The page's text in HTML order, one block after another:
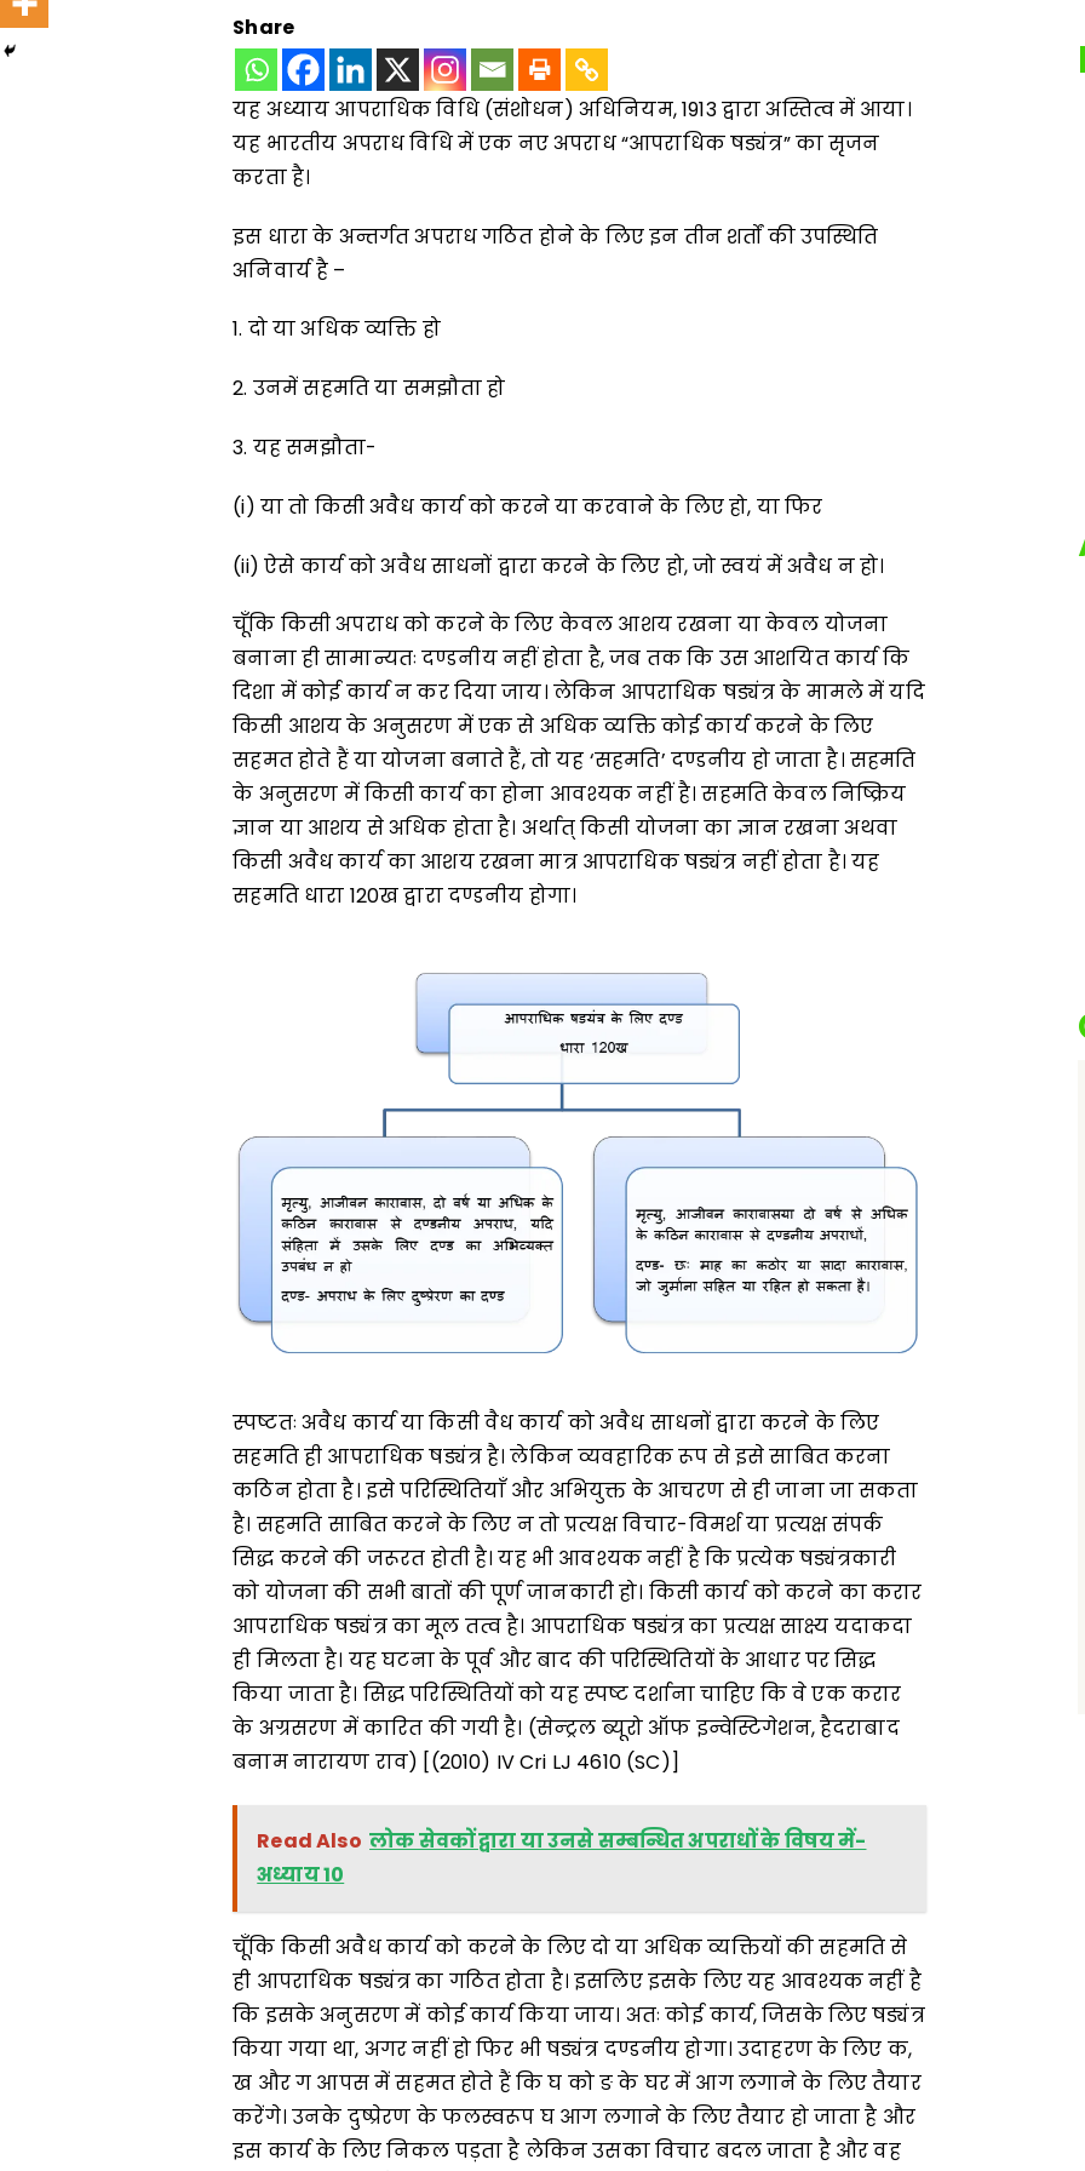
Share
यह अध्याय आपराधिक विधि (संशोधन) अधिनियम, 1913 द्वारा अस्तित्व में आया।
यह भारतीय अपराध विधि में एक नए अपराध “आपराधिक षड्यंत्र” का सृजन
करता है।
इस धारा के अन्तर्गत अपराध गठित होने के लिए इन तीन शर्तों की उपस्थिति
अनिवार्य है –
1. दो या अधिक व्यक्ति हो
2. उनमें सहमति या समझौता हो
3. यह समझौता-
(i) या तो किसी अवैध कार्य को करने या करवाने के लिए हो, या फिर
(ii) ऐसे कार्य को अवैध साधनों द्वारा करने के लिए हो, जो स्वयं में अवैध न हो।
चूँकि किसी अपराध को करने के लिए केवल आशय रखना या केवल योजना
बनाना ही सामान्यतः दण्डनीय नहीं होता है, जब तक कि उस आशयित कार्य कि
दिशा में कोई कार्य न कर दिया जाय। लेकिन आपराधिक षड्यंत्र के मामले में यदि
किसी आशय के अनुसरण में एक से अधिक व्यक्ति कोई कार्य करने के लिए
सहमत होते हैं या योजना बनाते हैं, तो यह ‘सहमति’ दण्डनीय हो जाता है। सहमति
के अनुसरण में किसी कार्य का होना आवश्यक नहीं है। सहमति केवल निष्क्रिय
ज्ञान या आशय से अधिक होता है। अर्थात् किसी योजना का ज्ञान रखना अथवा
किसी अवैध कार्य का आशय रखना मात्र आपराधिक षड्यंत्र नहीं होता है। यह
सहमति धारा 120ख द्वारा दण्डनीय होगा।
स्पष्टतः अवैध कार्य या किसी वैध कार्य को अवैध साधनों द्वारा करने के लिए
सहमति ही आपराधिक षड्यंत्र है। लेकिन व्यवहारिक रूप से इसे साबित करना
कठिन होता है। इसे परिस्थितियाँ और अभियुक्त के आचरण से ही जाना जा सकता
है। सहमति साबित करने के लिए न तो प्रत्यक्ष विचार-विमर्श या प्रत्यक्ष संपर्क
सिद्ध करने की जरूरत होती है। यह भी आवश्यक नहीं है कि प्रत्येक षड्यंत्रकारी
को योजना की सभी बातों की पूर्ण जानकारी हो। किसी कार्य को करने का करार
आपराधिक षड्यंत्र का मूल तत्व है। आपराधिक षड्यंत्र का प्रत्यक्ष साक्ष्य यदाकदा
ही मिलता है। यह घटना के पूर्व और बाद की परिस्थितियों के आधार पर सिद्ध
किया जाता है। सिद्ध परिस्थितियों को यह स्पष्ट दर्शाना चाहिए कि वे एक करार
के अग्रसरण में कारित की गयी है। (सेन्ट्रल ब्यूरो ऑफ इन्वेस्टिगेशन, हैदराबाद
बनाम नारायण राव) [(2010) IV Cri LJ 4610 (SC)]
Read Also लोक सेवकों द्वारा या उनसे सम्बन्धित अपराधों के विषय में-
अध्याय 10
चूँकि किसी अवैध कार्य को करने के लिए दो या अधिक व्यक्तियों की सहमति से
ही आपराधिक षड्यंत्र का गठित होता है। इसलिए इसके लिए यह आवश्यक नहीं है
कि इसके अनुसरण में कोई कार्य किया जाय। अतः कोई कार्य, जिसके लिए षड्यंत्र
किया गया था, अगर नहीं हो फिर भी षड्यंत्र दण्डनीय होगा। उदाहरण के लिए क,
ख और ग आपस में सहमत होते हैं कि घ को ङ के घर में आग लगाने के लिए तैयार
करेंगे। उनके दुष्प्रेरण के फलस्वरूप घ आग लगाने के लिए तैयार हो जाता है और
इस कार्य के लिए निकल पड़ता है लेकिन उसका विचार बदल जाता है और वह